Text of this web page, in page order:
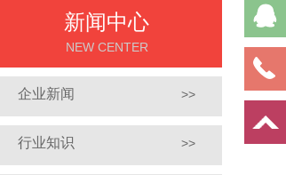
新闻中心
NEW CENTER
企业新闻 >>
行业知识 >>